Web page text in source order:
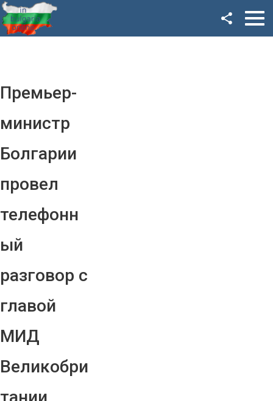
Премьер-
министр
Болгарии
провел
телефонн
ый
разговор с
главой
МИД
Великобри